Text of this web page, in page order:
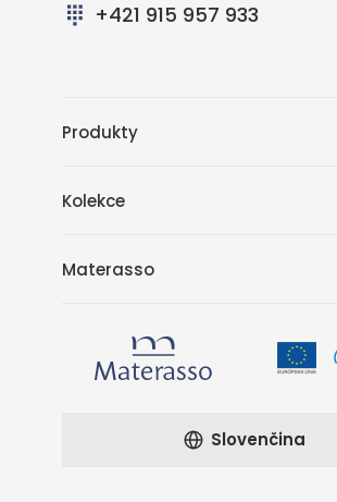
+421 915 957 933
Produkty
Kolekce
Materasso
Slovenčina